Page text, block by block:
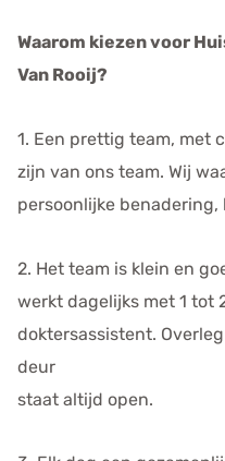
Waarom kiezen voor
Van Rooij?
1. Een prettig team, met
zijn van ons team. Wij
persoonlijke
2. Het team is klein en
werkt dagelijks met 1 tot
doktersassistent.
deur
staat altijd open.